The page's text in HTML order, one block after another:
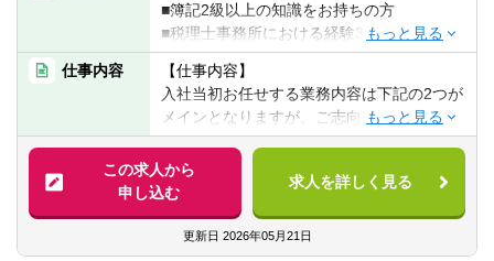
■簿記2級以上の知識をお持ちの方
■税理士事務所における経験3年以上
【歓迎要件】
■上場企業の会計・申告経験
【求める人物像】
■コミュニケーション力が高い方
■チームで成し遂げることにやりがいを感じ
ていただける方
■明るくやる気のある方
仕事内容
【仕事内容】
入社当初お任せする業務内容は下記の2つが
メインとなりますが、ご志向や経験値次第
では、税務・会計業務も経験出来る職場環
境です。
■記帳・申告書作成
■その他税理士補助業務
この求人から
申し込む
求人を詳しく見る
更新日 2026年05月21日